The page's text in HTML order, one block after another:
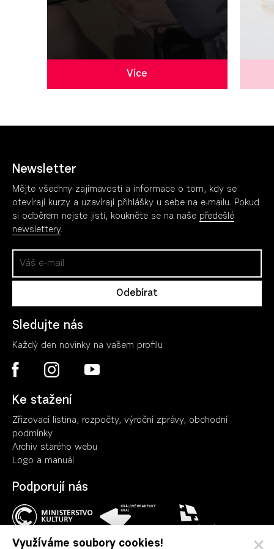
Více
Newsletter
Mějte všechny zajímavosti a informace o tom, kdy se
otevírají kurzy a uzavírají přihlášky u sebe na e-mailu. Pokud
si odběrem nejste jisti, koukněte se na naše předešlé
newslettery.
Sledujte nás
Každý den novinky na vašem profilu
Ke stažení
Zřizovací listina, rozpočty, výroční zprávy, obchodní
podmínky
Archiv starého webu
Logo a manuál
Podporují nás
Využíváme soubory cookies!